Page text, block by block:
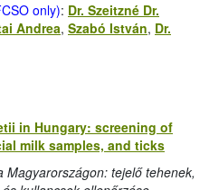
only): Dr. Szeitzné Dr.
Andrea, Szabó István, Dr.
in Hungary: screening of
milk samples, and ticks
Magyarországon: tejelő tehenek,